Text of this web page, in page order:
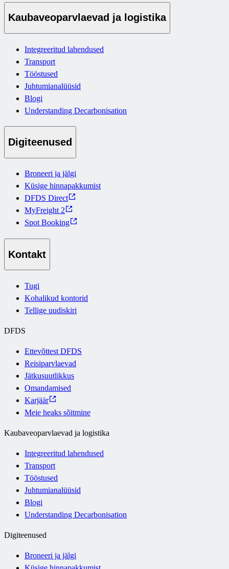
Kaubaveoparvlaevad ja logistika
Integreeritud lahendused
Transport
Tööstused
Juhtumianalüüsid
Blogi
Understanding Decarbonisation
Digiteenused
Broneeri ja jälgi
Küsige hinnapakkumist
DFDS Direct
MyFreight 2
Spot Booking
Kontakt
Tugi
Kohalikud kontorid
Tellige uudiskiri
DFDS
Ettevõttest DFDS
Reisiparvlaevad
Jätkusuutlikkus
Omandamised
Karjäär
Meie heaks sõitmine
Kaubaveoparvlaevad ja logistika
Integreeritud lahendused
Transport
Tööstused
Juhtumianalüüsid
Blogi
Understanding Decarbonisation
Digiteenused
Broneeri ja jälgi